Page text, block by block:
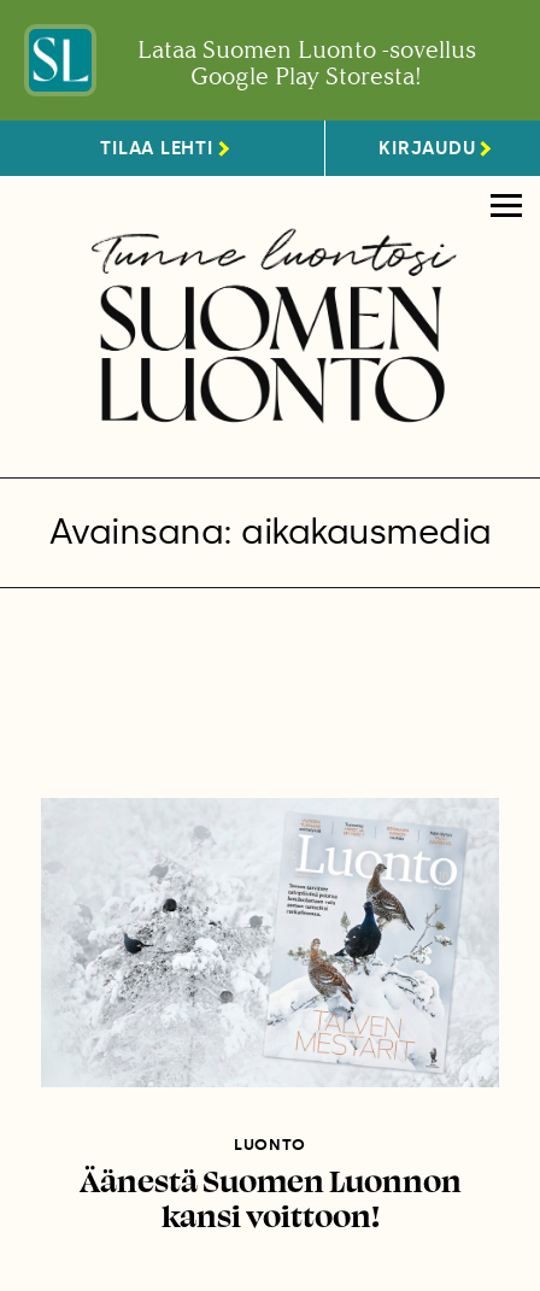
Lataa Suomen Luonto -sovellus
Google Play Storesta!
TILAA LEHTI KIRJAUDU
Avainsana: aikakausmedia
LUONTO
Äänestä Suomen Luonnon
kansi voittoon!